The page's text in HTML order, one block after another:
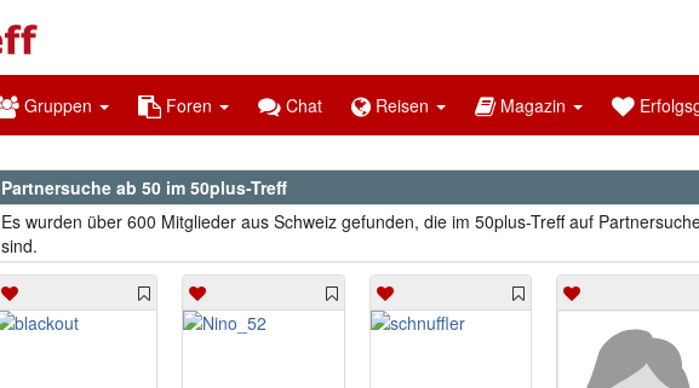
Gruppen Foren Chat Reisen Magazin
Partnersuche ab 50 im 50plus-Treff
Es wurden über 600 Mitglieder aus Schweiz gefunden, die im 50plus-Treff auf
sind.